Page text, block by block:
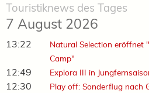
Touristiknews des Tages
7 August 2026
13:22
Natural Selection eröffnet
Camp"
12:49 Explora III in
12:30 Play off: Sonderflug nach